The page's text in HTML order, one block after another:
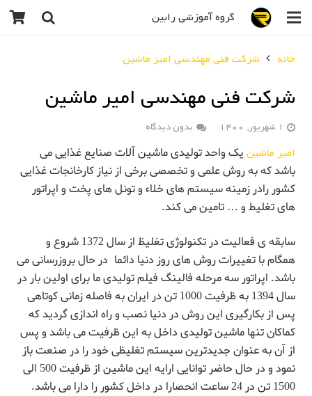
گروه آموزشی رابین
خانه شرکت فنی مهندسی امیر ماشین
شرکت فنی مهندسی امیر ماشین
1 شهریور, 1400 بدون دیدگاه
امیر ماشین یک واحد تولیدی ماشین آلات صنایع غذایی می
باشد که به روش علمی و تخصصی برخی از نیاز کارخانجات غذایی
کشور رادر زمینه سیستم های خلاء و تونل های پخت و اپراتور
های تغلیط و … تامین می کند.
سابقه ی فعالیت در تکنولوژی تغلیظ از سال 1372 شروع و
همگام با تغییرات روش های روز دنیا دائما در حال بروزرسانی می
باشد. اپراتور سه مرحله فالینگ فیلم تولیدی ما برای اولین بار در
سال 1394 به ظرفیت 1000 تن در ایران به فاصله زمانی کوتاهی
پس از بکارگیری این روش در دنیا نصب و راه اندازی گردید که
کماکان تنها ماشین تولیدی داخل به این ظرفیت می باشد و پس
از آن به عنوان جدیدترین سیستم تغلیظی خود را در صنعت باز
نمود و در حال حاضر توانایی ارایه این ماشین از ظرفیت 500 الی
1500 تن در 24 ساعت انحصارا در داخل کشور را دارا می باشد.